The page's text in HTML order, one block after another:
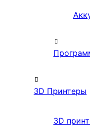
3D Принтеры
3D